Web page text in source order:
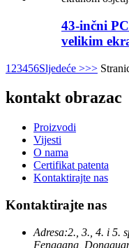
43-inčni
velikim
1 23456Sljedeće >>>
kontakt obrazac
Proizvodi
Vijesti
O nama
Certifikat patenta
Kontaktirajte nas
Kontaktirajte nas
Adresa:2., 3., 4. i 5.
Fenggang,